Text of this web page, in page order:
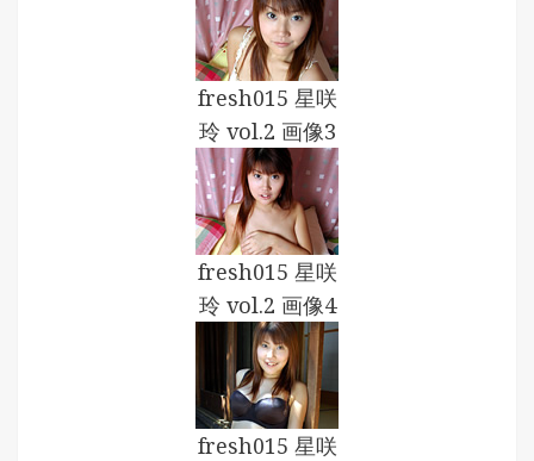
fresh015 星咲
玲 vol.2 画像3
fresh015 星咲
玲 vol.2 画像4
fresh015 星咲